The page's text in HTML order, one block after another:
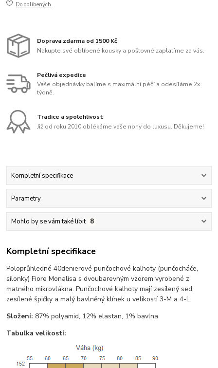
Do oblíbených
Doprava zdarma od 1500 Kč
Nakupte své oblíbené kousky a poštovné zaplatíme za vás.
Pečlivá expedice
Vaše objednávky balíme s maximální péčí a odesíláme 2x
týdně.
Tradice a spolehlivost
Již od roku 2010 oblékáme vaše nohy do luxusu. Děkujeme!
Kompletní specifikace
Parametry
Mohlo by se vám také líbit 8
Kompletní specifikace
Poloprůhledné 40denierové punčochové kalhoty (punčocháče,
silonky) Fiore Monalisa s dvoubarevným vzorem vyrobené z
matného mikrovlákna. Punčochové kalhoty mají zesílený sed,
zesílené špičky a malý bavlněný klínek u velikostí 3-M a 4-L.
Složení: 87% polyamid, 12% elastan, 1% bavlna
Tabulka velikostí: